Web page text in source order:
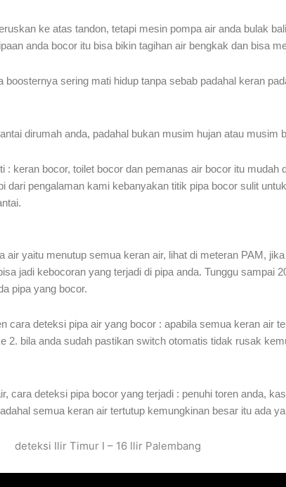
ke atas tandon, tetapi mesin pompa air anda bulak
anda bocor itu bisa bikin tagihan air bengkak dan bisa
sering mati hidup tanpa sebab padahal keran
dirumah anda, padahal bukan musim hujan atau musim
keran bocor, toilet bocor dan pemanas air bocor itu mudah
dari pengalaman kami kebanyakan titik pipa bocor sulit
yaitu menutup semua keran air, lihat di meteran PAM,
jadi kebocoran yang terjadi di pipa anda. Tunggu sampai
pipa yang bocor.
cara deteksi pipa air yang bocor : apabila semua keran air
2. bila anda sudah pastikan switch otomatis tidak rusak
cara deteksi pipa bocor yang terjadi : penuhi toren anda,
semua keran air tertutup kemungkinan besar itu ada
deteksi Ilir Timur I – 16 Ilir Palembang